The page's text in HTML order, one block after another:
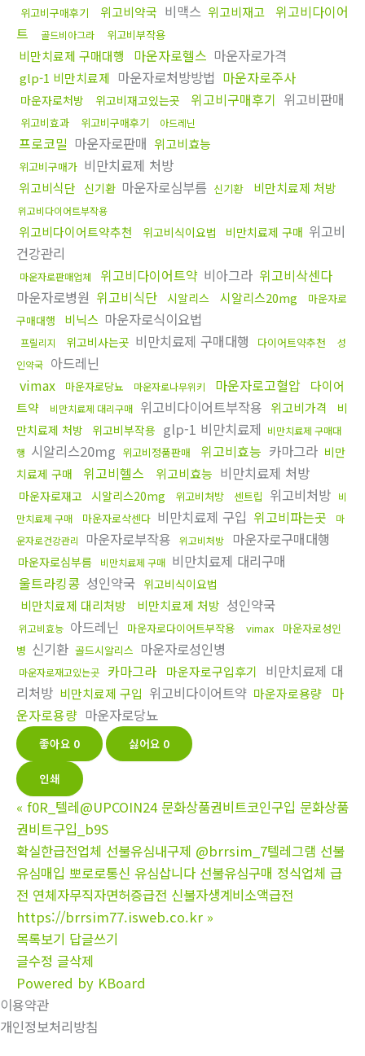
위고비구매후기 위고비약국 비맥스 위고비재고
위고비다이어
트
골드비아그라 위고비부작용
비만치료제 구매대행 마운자로헬스 마운자로가격
glp-1 비만치료제 마운자로처방방법 마운자로주사
마운자로처방 위고비재고있는곳 위고비구매후기 위고비판매
위고비효과 위고비구매후기 아드레닌
프로코밀 마운자로판매 위고비효능
위고비구매가 비만치료제 처방
위고비식단 신기환 마운자로심부름 신기환 비만치료제 처방
위고비다이어트부작용
위고비다이어트약추천 위고비식이요법 비만치료제 구매 위고비
건강관리
마운자로판매업체 위고비다이어트약 비아그라 위고비삭센다
마운자로병원 위고비식단 시알리스 시알리스20mg
마운자로
구매대행
비닉스 마운자로식이요법
프릴리지 위고비사는곳 비만치료제 구매대행 다이어트약추천
성
인약국 아드레닌
vimax
마운자로당뇨 마운자로나무위키 마운자로고혈압
다이어
트약
비만치료제 대리구매 위고비다이어트부작용 위고비가격
비
만치료제 처방
위고비부작용 glp-1 비만치료제 비만치료제 구매대
행 시알리스20mg 위고비정품판매 위고비효능 카마그라 비만
치료제 구매
위고비헬스 위고비효능 비만치료제 처방
마운자로재고 시알리스20mg 위고비처방 센트립 위고비처방 비
만치료제 구매
마운자로삭센다 비만치료제 구입 위고비파는곳
마
운자로건강관리
마운자로부작용 위고비처방 마운자로구매대행
마운자로심부름 비만치료제 구매 비만치료제 대리구매
울트라킹콩 성인약국 위고비식이요법
비만치료제 대리처방 비만치료제 처방 성인약국
위고비효능 아드레닌 마운자로다이어트부작용 vimax
마운자로성인
병 신기환 골드시알리스 마운자로성인병
마운자로재고있는곳 카마그라 마운자로구입후기
비만치료제 대
리처방 비만치료제 구입 위고비다이어트약 마운자로용량
마
운자로용량 마운자로당뇨
좋아요 0 싫어요 0
인쇄
« f0R_텔레@UPCOIN24 문화상품권비트코인구입 문화상품
권비트구입_b9S
확실한급전업체 선불유심내구제 @brrsim_7텔레그램 선불
유심매입 뽀로로통신 유심삽니다 선불유심구매 정식업체 급
전 연체자무직자면허증급전 신불자생계비소액급전
https://brrsim77.isweb.co.kr »
목록보기 답글쓰기
글수정 글삭제
Powered by KBoard
이용약관
개인정보처리방침